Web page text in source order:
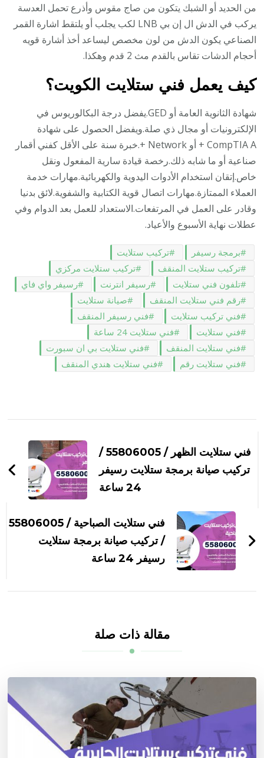
من الحديد أو الشبك يتكون من صاج مقوس وأذرع تحمل العدسة
يركب في الدش ال إن بي LNB لكب يجلب أو يلتقط اشارة القمر
الصناعي يكون الدش من لون مخصص ليساعد أخذ أشارة قويه
أحجام الدشات تقاس بالقدم مث 2 قدم وهكذا.
كيف يعمل فني ستلايت الكويت؟
شهادة الثانوية العامة أو GED.يفضل درجة البكالوريوس في
الإلكترونيات أو مجال ذي صلة.ويفضل الحصول على شهادة
CompTIA A + أو Network +.خبرة سنة على الأقل كفني أقمار
صناعية أو ما شابه ذلك.رخصة قيادة سارية المفعول ونقل
خاص.إتقان استخدام الأدوات اليدوية والكهربائية.مهارات خدمة
العملاء الممتازة.مهارات اتصال قوية الكتابية والشفوية.لائق بدنيا
وقادر على العمل في المرتفعات.الاستعداد للعمل بعد الدوام وفي
عطلات نهاية الأسبوع والأعياد.
برمجة رسيفر
تركيب ستلايت
تركيب ستلايت المنقف
تركيب ستلايت مركزي
تلفون فني ستلايت
رسيفر انترنت
رسيفر واي فاي
رقم فني ستلايت المنقف
صيانة ستلايت
فني تركيب ستلايت
فني رسيفر المنقف
فني ستلايت
فني ستلايت 24 ساعة
فني ستلايت المنقف
فني ستلايت بي ان سبورت
فني ستلايت رقم
فني ستلايت هندي المنقف
بين
التدوينات
فني ستلايت الظهر / 55806005 /
تركيب صيانة برمجة ستلايت رسيفر
24 ساعة
فني ستلايت الصباحية / 55806005
/ تركيب صيانة برمجة ستلايت
رسيفر 24 ساعة
مقالة ذات صلة